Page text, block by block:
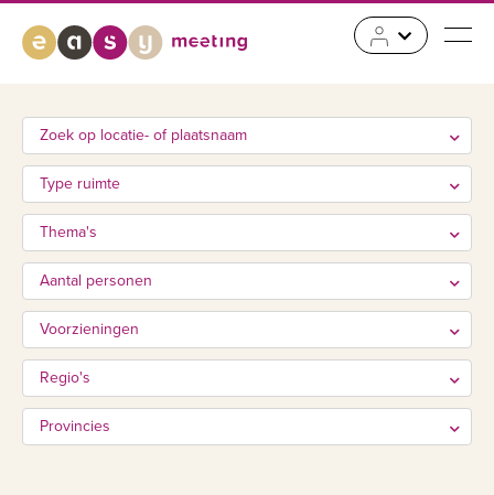
Zoek op locatie- of plaatsnaam
Type ruimte
Thema's
Aantal personen
Voorzieningen
Regio's
Provincies